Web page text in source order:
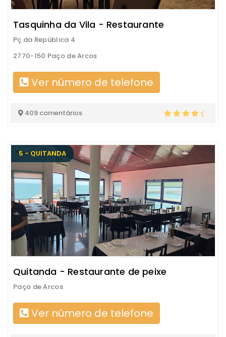
Tasquinha da Vila - Restaurante
Pç da República 4
2770-150 Paço de Arcos
Ver número de telefone
409 comentários
5 - QUITANDA
Quitanda - Restaurante de peixe
Paço de Arcos
Ver número de telefone